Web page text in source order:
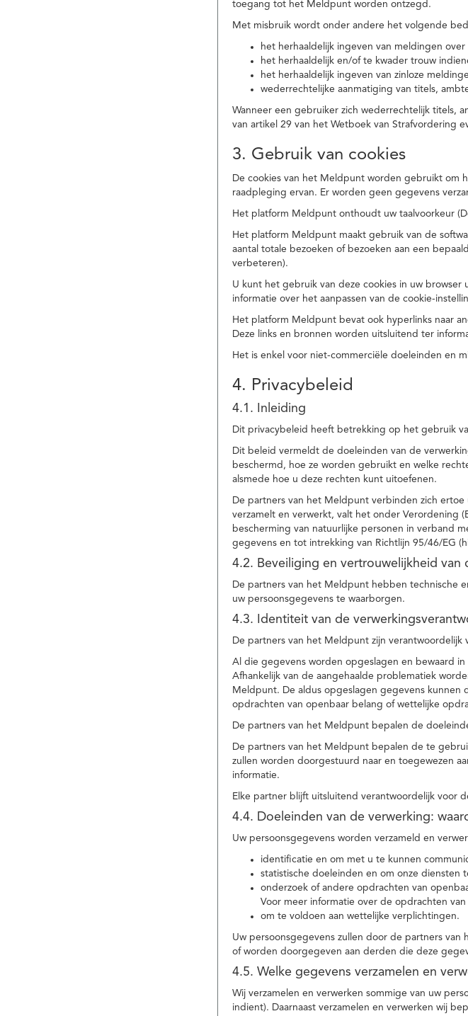
toegang tot het Meldpunt worden ontzegd.
Met misbruik wordt onder andere het volgende
het herhaaldelijk ingeven van meldingen
het herhaaldelijk en/of te kwader trouw
het herhaaldelijk ingeven van zinloze
wederrechtelijke aanmatiging van titels,
Wanneer een gebruiker zich wederrechtelijk titels,
van artikel 29 van het Wetboek van Strafvordering
3. Gebruik van cookies
De cookies van het Meldpunt worden gebruikt om
raadpleging ervan. Er worden geen gegevens
Het platform Meldpunt onthoudt uw taalvoorkeur
Het platform Meldpunt maakt gebruik van de
aantal totale bezoeken of bezoeken aan een
verbeteren).
U kunt het gebruik van deze cookies in uw
informatie over het aanpassen van de cookie-
Het platform Meldpunt bevat ook hyperlinks naar
Deze links en bronnen worden uitsluitend ter
Het is enkel voor niet-commerciële doeleinden en
4. Privacybeleid
4.1. Inleiding
Dit privacybeleid heeft betrekking op het gebruik
Dit beleid vermeldt de doeleinden van de
beschermd, hoe ze worden gebruikt en welke
alsmede hoe u deze rechten kunt uitoefenen.
De partners van het Meldpunt verbinden zich
verzamelt en verwerkt, valt het onder Verordening
bescherming van natuurlijke personen in verband
gegevens en tot intrekking van Richtlijn 95/46/EG
4.2. Beveiliging en vertrouwelijkheid van
De partners van het Meldpunt hebben technische
uw persoonsgegevens te waarborgen.
4.3. Identiteit van de
De partners van het Meldpunt zijn
Al die gegevens worden opgeslagen en bewaard
Afhankelijk van de aangehaalde problematiek
Meldpunt. De aldus opgeslagen gegevens kunnen
opdrachten van openbaar belang of wettelijke
De partners van het Meldpunt bepalen de
De partners van het Meldpunt bepalen de te
zullen worden doorgestuurd naar en toegewezen
informatie.
Elke partner blijft uitsluitend verantwoordelijk voor
4.4. Doeleinden van de verwerking:
Uw persoonsgegevens worden verzameld en
identificatie en om met u te kunnen
statistische doeleinden en om onze diensten
onderzoek of andere opdrachten van
Voor meer informatie over de opdrachten
om te voldoen aan wettelijke verplichtingen.
Uw persoonsgegevens zullen door de partners
of worden doorgegeven aan derden die deze
4.5. Welke gegevens verzamelen en
Wij verzamelen en verwerken sommige van uw
indient). Daarnaast verzamelen en verwerken wij